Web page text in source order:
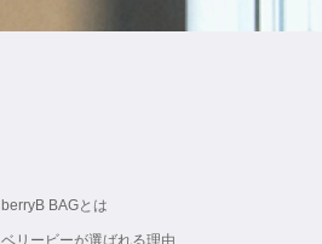
berryB BAGとは
ベリービーが選ばれる理由